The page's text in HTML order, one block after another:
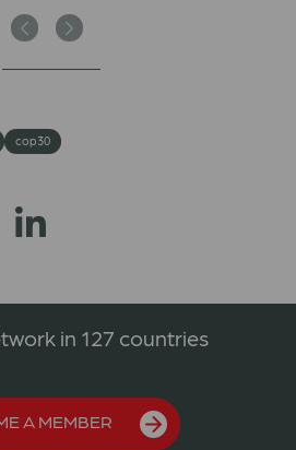
Previous
Next
cop30
in 127 countries
A MEMBER